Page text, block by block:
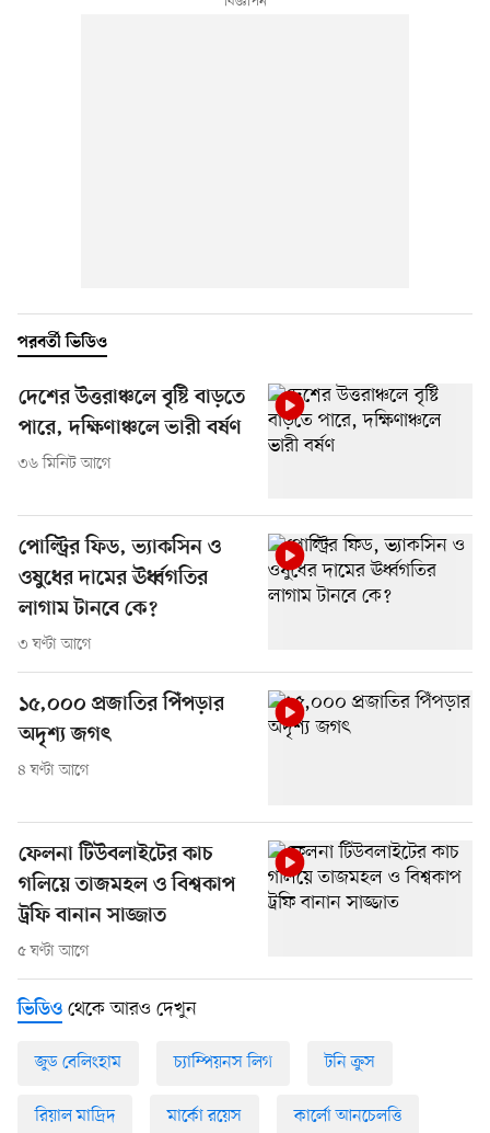
পরবর্তী ভিডিও
দেশের উত্তরাঞ্চলে বৃষ্টি বাড়তে
পারে, দক্ষিণাঞ্চলে ভারী বর্ষণ
৩৬ মিনিট আগে
পোল্ট্রির ফিড, ভ্যাকসিন ও
ওষুধের দামের ঊর্ধ্বগতির
লাগাম টানবে কে?
৩ ঘণ্টা আগে
১৫,০০০ প্রজাতির পিঁপড়ার
অদৃশ্য জগৎ
৪ ঘণ্টা আগে
ফেলনা টিউবলাইটের কাচ
গলিয়ে তাজমহল ও বিশ্বকাপ
ট্রফি বানান সাজ্জাত
৫ ঘণ্টা আগে
ভিডিও থেকে আরও দেখুন
জুড বেলিংহাম চ্যাম্পিয়নস লিগ টনি ক্রুস
রিয়াল মাদ্রিদ মার্কো রয়েস কার্লো আনচেলত্তি